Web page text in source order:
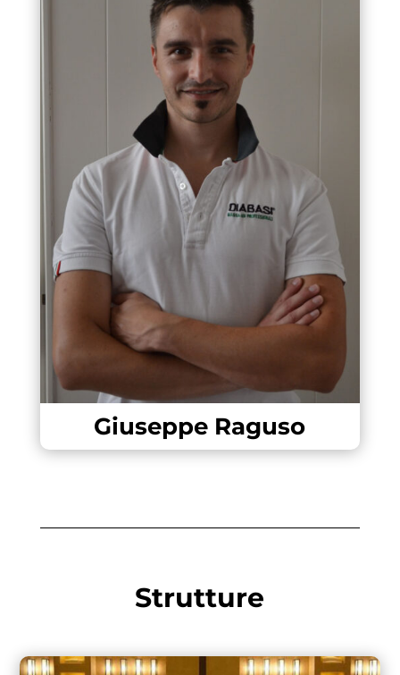
Giuseppe Raguso
Strutture